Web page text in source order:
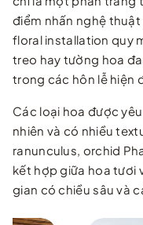
điểm nhấn nghệ
floral installation quy
treo hay tường hoa
trong các hôn lễ hiện
Các loại hoa được
nhiên và có nhiều
ranunculus, orchid
kết hợp giữa hoa tươi
gian có chiều sâu và